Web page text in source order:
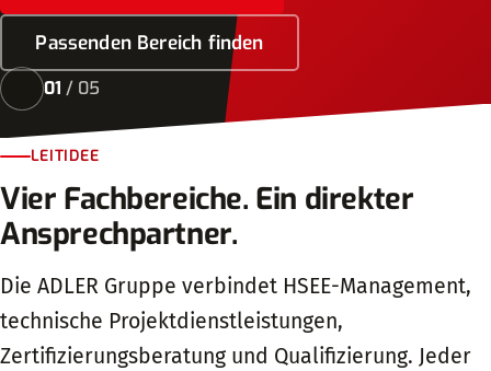
Passenden Bereich finden
01 / 05
LEITIDEE
Vier Fachbereiche. Ein direkter
Ansprechpartner.
Die ADLER Gruppe verbindet HSEE-Management,
technische Projektdienstleistungen,
Zertifizierungsberatung und Qualifizierung. Jeder